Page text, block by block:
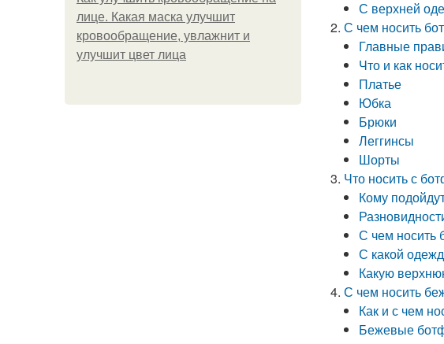
лице. Какая маска улучшит
кровообращение, увлажнит и
улучшит цвет лица
С верхней
С чем носить
Главные
Что и как
Платье
Юбка
Брюки
Леггинсы
Шорты
Что носить с
Кому
С чем носить
С какой
Какую
С чем носить
Как и с чем
Бежевые